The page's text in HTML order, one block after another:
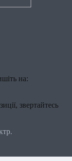
на:
звертайтесь